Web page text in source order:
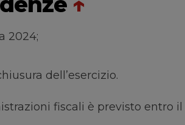
2024;
dell’esercizio.
fiscali è previsto entro il